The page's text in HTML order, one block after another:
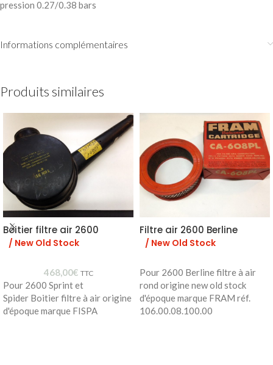
pression 0.27/0.38 bars
Informations complémentaires
Produits similaires
Boitier filtre air 2600
/ New Old Stock
468,00€ TTC
Pour 2600 Sprint et
Spider Boitier filtre à air origine
d'époque marque FISPA
Filtre air 2600 Berline
/ New Old Stock
Pour 2600 Berline filtre à air
rond origine new old stock
d'époque marque FRAM réf.
106.00.08.100.00